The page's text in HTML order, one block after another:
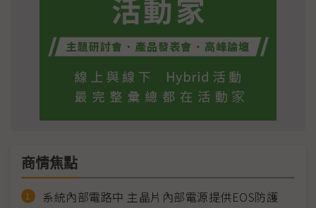
商情焦點
系統內部電路中 主晶片內部電源提供EOS防護